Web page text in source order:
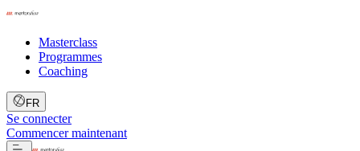
Masterclass
Programmes
Coaching
FR
Se connecter
Commencer maintenant